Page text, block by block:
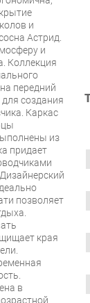
и
Астрид.
и
Коллекция
передний
создания
Каркас
из
придает
позволяет
края
в